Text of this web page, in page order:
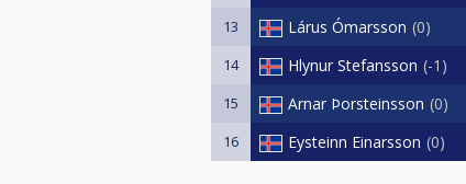
13 Lárus Ómarsson 0
14 Hlynur Stefansson -1
15 Arnar Þorsteinsson 0
16 Eysteinn Einarsson 0